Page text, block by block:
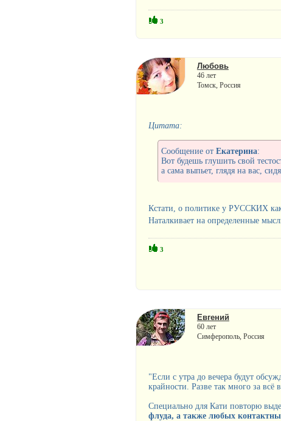
3
Любовь
46 лет
Томск, Россия
Цитата:
Сообщение от Екатерина:
Вот будешь глушить свой
а сама выпьет, глядя на вас,
Кстати, о политике у РУССКИХ как
Наталкивает на определенные
3
Евгений
60 лет
Симферополь, Россия
"Если с утра до вечера будут
крайности. Разве так много за всё
Специально для Кати повторю
флуда, а также любых